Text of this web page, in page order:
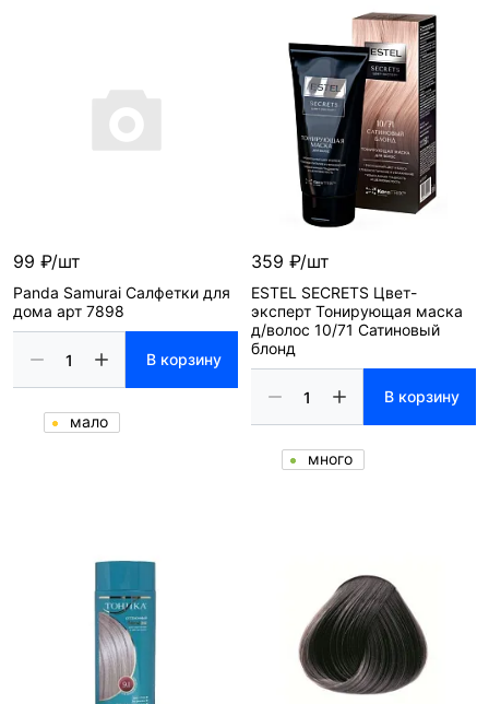
99 ₽/шт
Panda Samurai Салфетки для
дома арт 7898
В корзину
мало
359 ₽/шт
ESTEL SECRETS Цвет-
эксперт Тонирующая маска
д/волос 10/71 Сатиновый
блонд
В корзину
много